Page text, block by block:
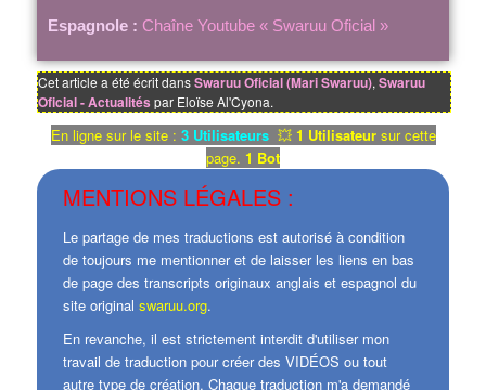
Espagnole : Chaîne Youtube « Swaruu Oficial »
Cet article a été écrit dansSwaruu Oficial (Mari Swaruu),Swaruu
Oficial - Actualités par Eloïse Al'Cyona.
En ligne sur le site : 3 Utilisateurs 💥 1 Utilisateursur cette
page. 1 Bot
MENTIONS LÉGALES :
Le partage de mes traductions est autorisé à condition
de toujours me mentionner et de laisser les liens en bas
de page des transcripts originaux anglais et espagnol du
site originalswaruu.org.
En revanche, il est strictement interdit d'utiliser mon
travail de traduction pour créer des VIDÉOS ou tout
autre type de création. Chaque traduction m'a demandé